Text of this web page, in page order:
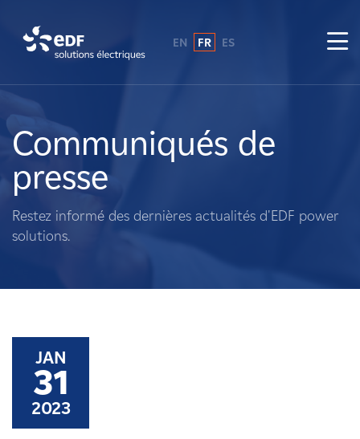
A propos de nous
Ce que nous faisons
Propriétaires fonciers
Carrières
Nouvelles
EN FR ES
Communiqués de
presse
Restez informé des dernières actualités d'EDF power
solutions.
JAN
31
2023